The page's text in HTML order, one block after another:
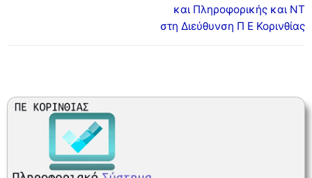
και Πληροφορικής και ΝΤ
στη Διεύθυνση Π Ε Κορινθίας